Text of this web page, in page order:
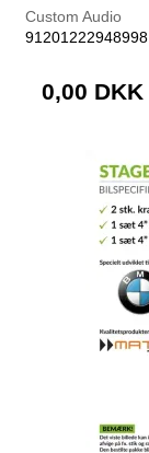
Custom Audio
91201222948998
0,00 DKK